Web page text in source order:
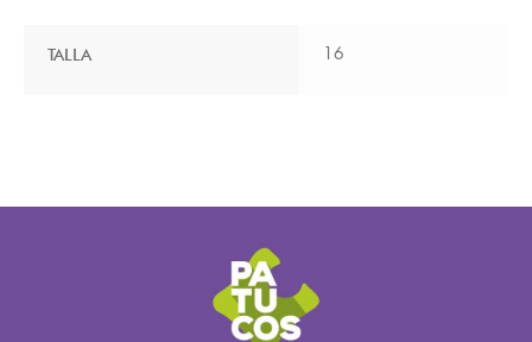
TALLA 16